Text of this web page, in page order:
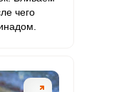
чего